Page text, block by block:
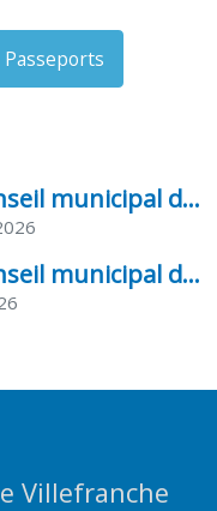
Passeports
Délibérations du conseil municipal du 18 juin 2026
Procès verbal du conseil municipal du 05 juin 2026
Villefranche